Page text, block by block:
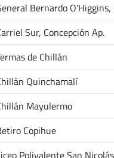
Bernardo
Sur, Concepción Ap.
de Chillán
Quinchamalí
Mayulermo
Copihue
Polivalente San Nicolás